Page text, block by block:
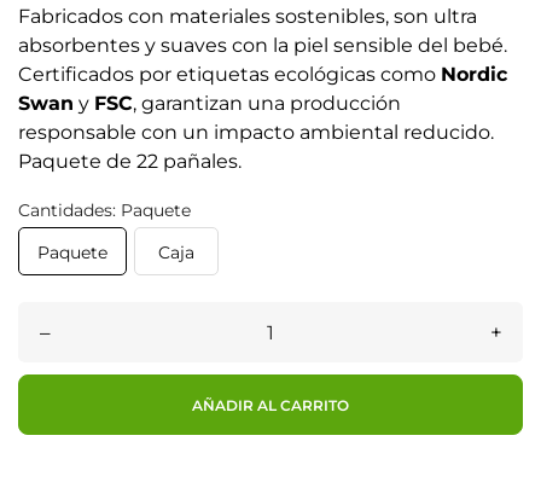
Fabricados con materiales sostenibles, son ultra
absorbentes y suaves con la piel sensible del bebé.
Certificados por etiquetas ecológicas como Nordic
Swan y FSC, garantizan una producción
responsable con un impacto ambiental reducido.
Paquete de 22 pañales.
Cantidades: Paquete
Paquete
Caja
– +
AÑADIR AL CARRITO